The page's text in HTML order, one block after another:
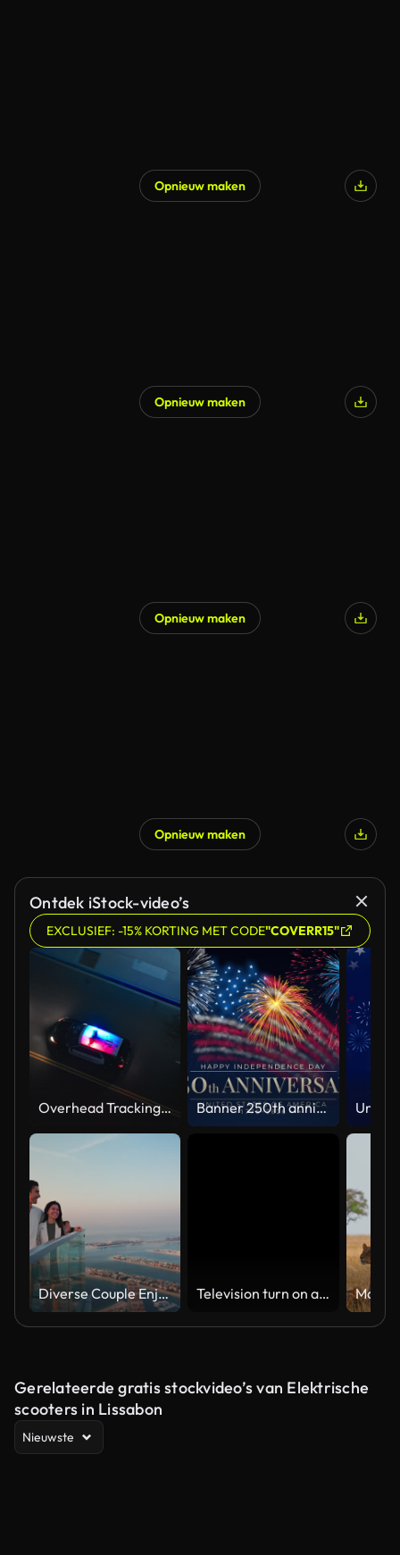
Opnieuw maken
Opnieuw maken
Opnieuw maken
Opnieuw maken
Ontdek iStock-video’s
EXCLUSIEF: -15% KORTING MET CODE"COVERR15"
Overhead Tracking Drone Shot of a Police Car Driving on a City Street with Lights On at Night Banner 250th anniversary of the USA. 250 years of independence. 4th of july 2026 usa independence day, video greeting card. US flag fireworks on blue sky background. Fourth of july. 4k seamless loop
Diverse Couple Enjoying Sunset Views from High Rise Sky Deck Overlooking Palm Jumeirah Television turn on and off. Switch on tv effect, switch off tv effect. Turn on Lcd TV effect, turn off TV effect . Led Tv on and off on black background
Gerelateerde gratis stockvideo’s van Elektrische
scooters in Lissabon
Nieuwste